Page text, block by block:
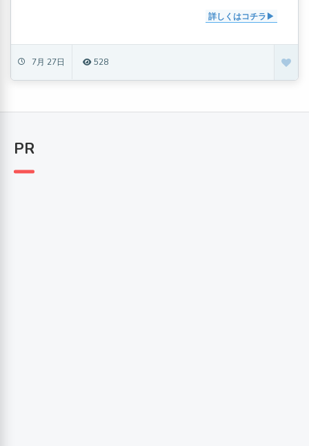
詳しくはコチラ
7月 27日 528
PR